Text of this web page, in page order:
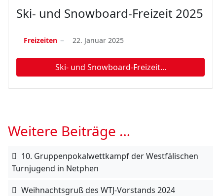
Ski- und Snowboard-Freizeit 2025
Freizeiten 22. Januar 2025
Ski- und Snowboard-Freizeit...
Weitere Beiträge …
10. Gruppenpokalwettkampf der Westfälischen
Turnjugend in Netphen
Weihnachtsgruß des WTJ-Vorstands 2024